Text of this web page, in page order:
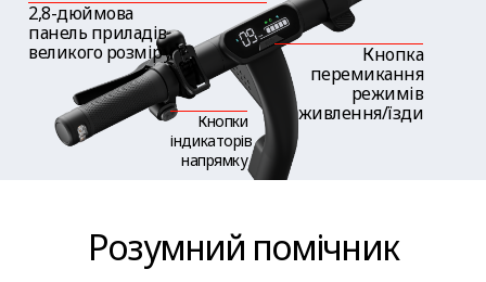
2,8-дюймова
панель приладів
великого розміру
Кнопка
перемикання
режимів
живлення/їзди
Кнопки
індикаторів
напрямку
Розумний помічник
Технологія NFC (для розблокування)
Ні
Інші характеристики
Механізм складання
Легке ручне складання